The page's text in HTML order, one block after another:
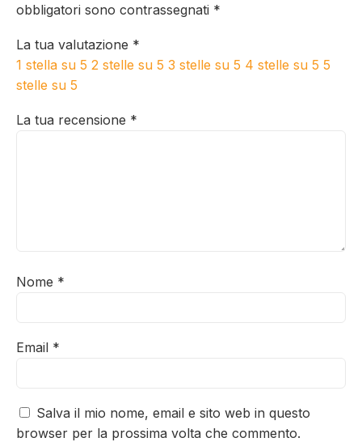
obbligatori sono contrassegnati *
La tua valutazione *
1 stella su 5 2 stelle su 5 3 stelle su 5 4 stelle su 5 5
stelle su 5
La tua recensione *
Nome *
Email *
Salva il mio nome, email e sito web in questo
browser per la prossima volta che commento.